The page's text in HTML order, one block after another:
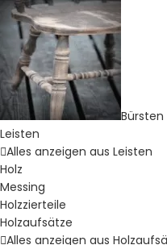
Leisten
Alles anzeigen aus Leisten
Holz
Messing
Holzzierteile
Holzaufsätze
Alles anzeigen aus